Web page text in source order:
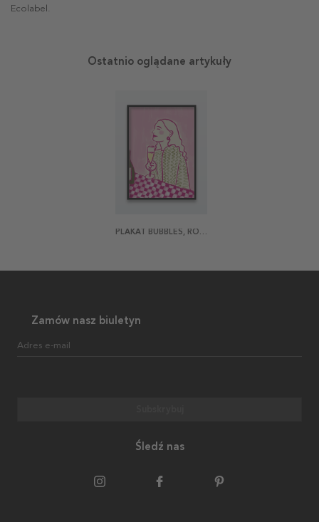
Ecolabel.
Ostatnio oglądane artykuły
PLAKAT BUBBLES, ROSA
Zamów nasz biuletyn
Adres e-mail
Śledź nas